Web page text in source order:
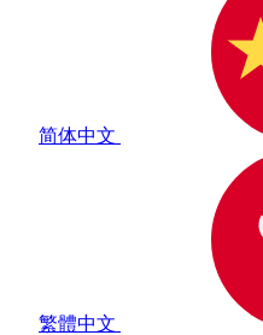
简体中文
繁體中文